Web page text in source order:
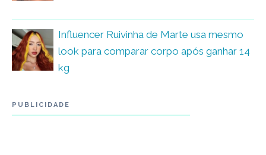
Influencer Ruivinha de Marte usa mesmo
look para comparar corpo após ganhar 14
kg
PUBLICIDADE